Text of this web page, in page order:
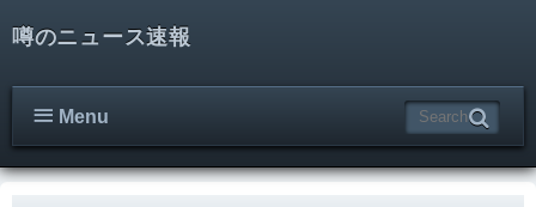
噂のニュース速報
Menu